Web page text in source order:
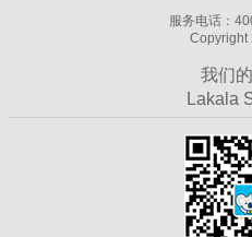
服务电话：
Copyright
我们
Lakala